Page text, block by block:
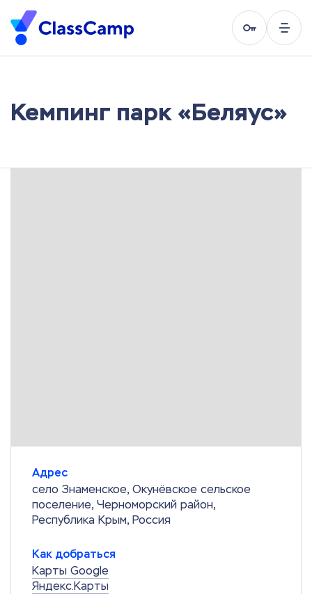
Кемпинг парк «Беляус»
Адрес
село Знаменское, Окунёвское сельское
поселение, Черноморский район,
Республика Крым, Россия
Как добраться
Карты Google
Яндекс.Карты